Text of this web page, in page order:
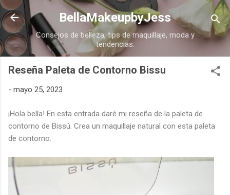
Ir al contenido principal
BellaMakeupbyJess
Consejos de belleza, tips de maquillaje, moda y
tendencias.
Reseña Paleta de Contorno Bissu
- mayo 25, 2023
¡Hola bella! En esta entrada daré mi reseña de la paleta de
contorno de Bissú. Crea un maquillaje natural con esta paleta
de contorno.